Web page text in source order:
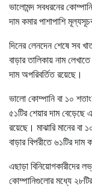
ভালোমন্দ সবধরনের
দাম কমার পাশাপাশি
দিনের লেনদেন শেষে সব
বাড়ার তালিকায় নাম
দাম অপরিবর্তিত রয়েছে।
ভালো কোম্পানি বা ১০
৫১টির শেয়ার দাম
রয়েছে। মাঝারি মানের বা
বাড়ার বিপরীতে ৬১টির
এছাড়া বিনিয়োগকারীদের
কোম্পানিগুলোর মধ্যে